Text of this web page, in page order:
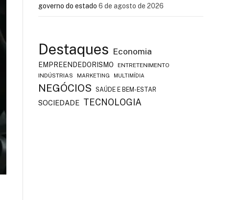
governo do estado 6 de agosto de 2026
Destaques Economia
EMPREENDEDORISMO
ENTRETENIMENTO
INDÚSTRIAS
MARKETING MULTIMÍDIA
NEGÓCIOS SAÚDE E BEM-ESTAR
SOCIEDADE TECNOLOGIA